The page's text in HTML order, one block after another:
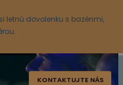
letnú dovolenku s bazénmi,
KONTAKTUJTE NÁS